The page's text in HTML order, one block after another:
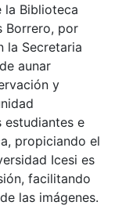
la Biblioteca
Borrero, por
la Secretaria
aunar
y
estudiantes e
propiciando el
Icesi es
facilitando
las imágenes.